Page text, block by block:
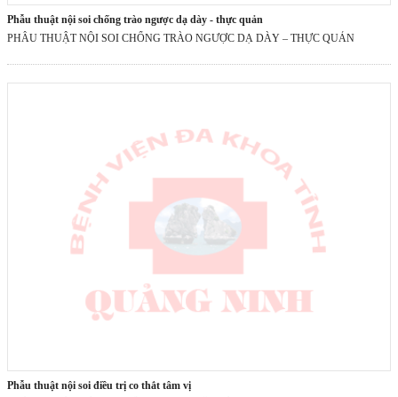
phẫu thuật nội soi chống trào ngược dạ dày - thực quản
PHẪU THUẬT NỘI SOI CHỐNG TRÀO NGƯỢC DẠ DÀY – THỰC QUẢN
phẫu thuật nội soi điều trị co thắt tâm vị